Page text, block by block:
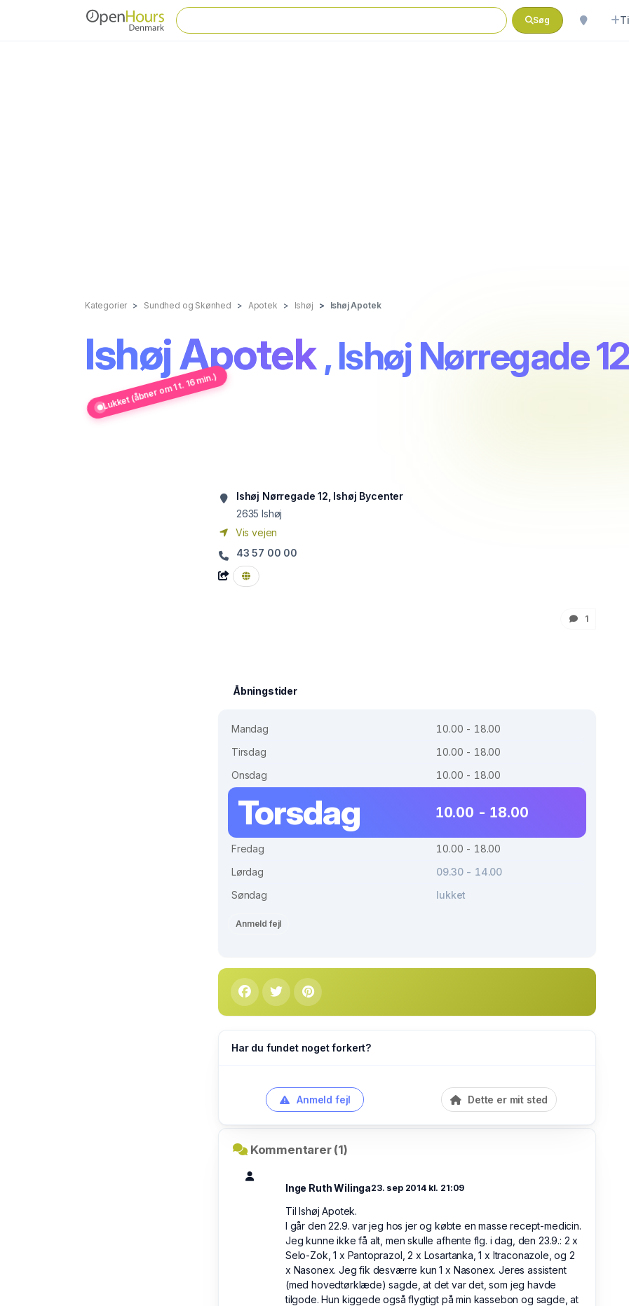
Søg
Kategorier Sundhed og Skønhed Apotek Ishøj Ishøj Apotek
Ishøj Apotek , Ishøj Nørregade
Lukket (åbner om 1 t. 16 min.)
Ishøj Nørregade 12, Ishøj Bycenter
2635 Ishøj
Vis vejen
43 57 00 00
1
Åbningstider
Mandag
10.00 - 18.00
Tirsdag
10.00 - 18.00
Onsdag
10.00 - 18.00
Torsdag 10.00 - 18.00
Fredag
10.00 - 18.00
Lørdag
09.30 - 14.00
Søndag
lukket
Anmeld fejl
Har du fundet noget forkert?
Anmeld fejl Dette er mit sted
Kommentarer (1)
Inge Ruth Wilinga23. sep 2014 kl. 21:09
Til Ishøj Apotek.
I går den 22.9. var jeg hos jer og købte en masse recept-medicin.
Jeg kunne ikke få alt, men skulle afhente flg. i dag, den 23.9.: 2 x
Selo-Zok, 1 x Pantoprazol, 2 x Losartanka, 1 x Itraconazole, og 2
x Nasonex. Jeg fik desværre kun 1 x Nasonex. Jeres assistent
(med hovedtørklæde) sagde, at det var det, som jeg havde
tilgode. Hun kiggede også flygtigt på min kassebon og sagde, at